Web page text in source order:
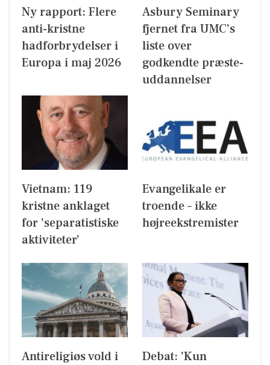
Ny rapport: Flere
anti-kristne
hadforbrydelser i
Europa i maj 2026
Asbury Seminary
fjernet fra UMC’s
liste over
godkendte præste-
uddannelser
Vietnam: 119
kristne anklaget
for ’separatistiske
aktiviteter’
Evangelikale er
troende – ikke
højreekstremister
Antireligiøs vold i
Debat: ’Kun